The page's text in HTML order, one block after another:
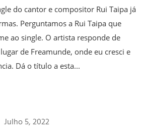
do cantor e compositor Rui Taipa já
Perguntamos a Rui Taipa que
ao single. O artista responde de
de Freamunde, onde eu cresci e
Dá o título a esta...
Julho 5, 2022